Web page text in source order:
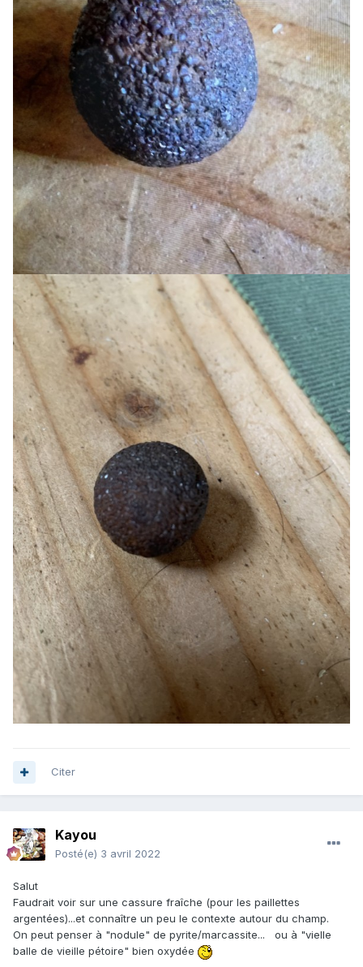
Citer
Kayou
Posté(e) 3 avril 2022
Salut
Faudrait voir sur une cassure fraîche (pour les paillettes
argentées)...et connaître un peu le contexte autour du champ.
On peut penser à "nodule" de pyrite/marcassite... ou à "vielle
balle de vieille pétoire" bien oxydée